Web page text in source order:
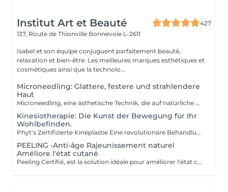
Institut Art et Beauté
427
137, Route de Thionville Bonnevoie L-2611
Isabel et son équipe conjuguent parfaitement beauté,
relaxation et bien-être. Les meilleures marques esthétiques et
cosmétiques ainsi que la technolo...
Microneedling: Glattere, festere und strahlendere
Haut
Microneedling, eine ästhetische Technik, die auf natürliche Weise die Produktion von Kollagen und Elastin stimuliert. Ideal zur Verbesserung der Hautstruktur, zur Verkleinerung erweiterter Poren, zur Minderung feiner Linien, Aknenarben oder Pigmentflecken. Sanfte und wirksame Methode, geeignet für alle Hauttypen. Professionelle Seren für ein optimales Ergebnis. Individuelle Beratung vor jeder Sitzung.
Kinesiotherapie: Die Kunst der Bewegung für Ihr
Wohlbefinden.
Phyt's Zertifizierte Kinéplastie Eine revolutionäre Behandlung, die Physiotherapie und natürliche Produkte kombiniert, um einen sanften und zugleich effektiven Ansatz für Schönheit zu bieten. Verwendet manuelle Techniken und biologische Produkte, um die Haut tiefgehend zu stimulieren, ganz ohne Chemikalien oder invasive Eingriffe. Jede Sitzung ist speziell auf Ihre individuellen Bedürfnisse abgestimmt und zielt auf Faszien und Muskeln ab, um eine maßgeschneiderte Lösung zu bieten, die sich perfekt an Ihre Haut anpasst. Sauerstoffzufuhr und Regeneration: Fördert die Blutzirkulation und die Zellregeneration, um die Elastizität und Festigkeit der Haut zu verbessern, wodurch Ihre Haut sichtbar jünger und straffer wirkt. Sofortige Ergebnisse: Erreichen Sie sichtbare Effekte bereits nach der ersten Sitzung mit deutlicher Straffung und Tonisierung. Jede Behandlung ist in Einzelampullen verpackt, um perfekte Hygiene, optimale Frische bei jeder Anwendung und präzise Dosierung sicherzustellen. Kosmetikerinnen Fatima Lisete Marie Francesca Die Phyt's Zertifizierte Kinéplastie ist mehr als nur eine Behandlung sie bietet greifbare Ergebnisse für die Gesundheit Ihrer Haut. Gönnen Sie sich diese Expertentherapie und enthüllen Sie revitalisierte, strahlende Haut mit der Unterstützung unserer erfahrenen Kosmetikerinnen.
PEELING -Anti-âge Rajeunissement naturel
Améliore l'état cutané
Peeling Certifié, est la solution idéale pour améliorer l'état cutané et lutter efficacement contre les signes du vieillissement. Ce soin avancé associe la puissance des ingrédients naturels à la rigueur des produits biologiques pour offrir des résultats visibles et durables. Certification BIO : Profitez de produits certifiés bio, garantissant une formulation respectueuse de votre peau et de l'environnement, tout en vous assurant une qualité irréprochable. Ingrédients naturels : Enrichi en actifs naturels, ce peeling favorise le renouvellement cellulaire, affine le grain de peau et améliore la texture cutanée pour un teint plus uniforme et éclatant. Ampoules individuelles : Chaque soin est conditionné en ampoules individuelles pour garantir une hygiène optimale, une fraîcheur parfaite à chaque application, et une précision dans l'utilisation des doses. Esthéticiennes Lisete Marie Francesca Mirza Déborah Une routine régulière de soins contribue à maintenir l'élasticité, la fermeté et l'éclat de votre peau, tout en prévenant les signes du vieillissement prématuré. Chaque soin que vous apportez à votre peau est un pas vers une beauté durable et naturellement rajeunie. Offrez à votre peau le meilleur de la nature avec le Peeling et découvrez une peau revitalisée et éclatante !